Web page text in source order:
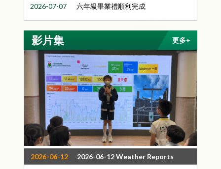
2026-07-07
六年級畢業禮順利完成
2026-07-17
25-26年度 第三學期頒獎禮
影片集
2026-06-12 2026-06-12 Weather Reports
更多+